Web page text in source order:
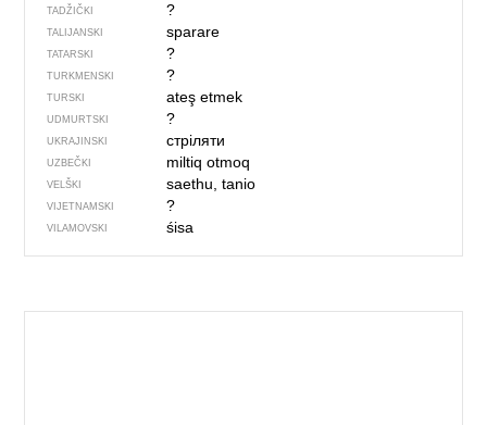
TADŽIČKI ?
TALIJANSKI sparare
TATARSKI ?
TURKMENSKI ?
TURSKI ateş etmek
UDMURTSKI ?
UKRAJINSKI стріляти
UZBEČKI miltiq otmoq
VELŠKI saethu, tanio
VIJETNAMSKI ?
VILAMOVSKI śisa